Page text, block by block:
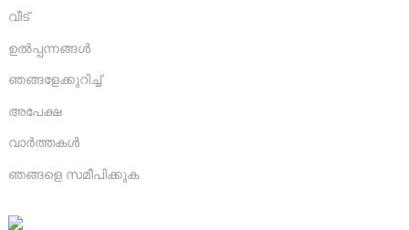
വീട്
ഉൽപ്പന്നങ്ങൾ
ഞങ്ങളേക്കുറിച്ച്
അപേക്ഷ
വാർത്തകൾ
ഞങ്ങളെ സമീപിക്കുക